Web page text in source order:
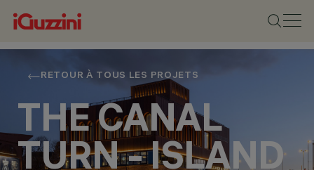
RETOUR À TOUS LES PROJETS
THE CANAL
TURN - ISLAND